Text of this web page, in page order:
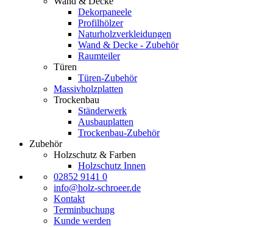
Dekorpaneele
Profilhölzer
Naturholzverkleidungen
Wand & Decke - Zubehör
Raumteiler
Türen
Türen-Zubehör
Massivholzplatten
Trockenbau
Ständerwerk
Ausbauplatten
Trockenbau-Zubehör
Zubehör
Holzschutz & Farben
Holzschutz Innen
02852 9141 0
info@holz-schroeer.de
Kontakt
Terminbuchung
Kunde werden